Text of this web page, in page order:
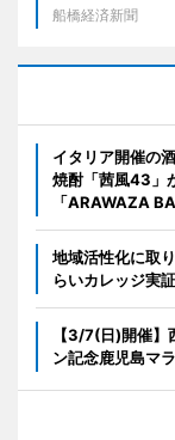
船橋経済新聞
イタリア開催の
焼酎「茜風43」
「ARAWAZA
地域活性化に取
らいカレッジ実証
【3/7(日)開催
ン記念鹿児島マ